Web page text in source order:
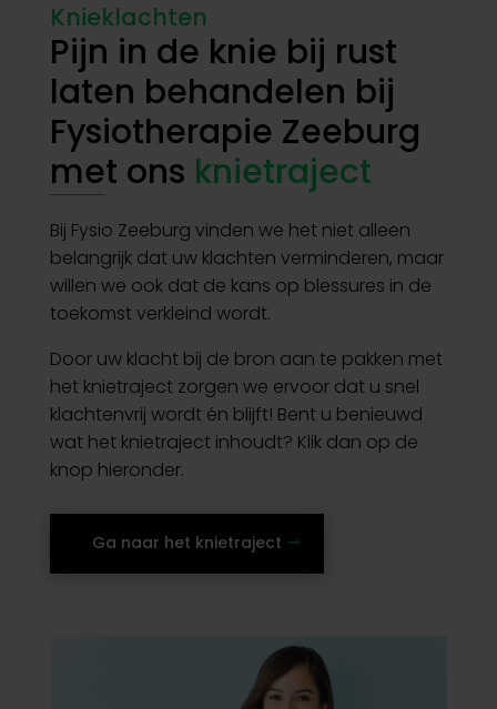
Knieklachten
Pijn in de knie bij rust
laten behandelen bij
Fysiotherapie Zeeburg
met ons knietraject
Bij Fysio Zeeburg vinden we het niet alleen
belangrijk dat uw klachten verminderen, maar
willen we ook dat de kans op blessures in de
toekomst verkleind wordt.
Door uw klacht bij de bron aan te pakken met
het knietraject zorgen we ervoor dat u snel
klachtenvrij wordt én blijft! Bent u benieuwd
wat het knietraject inhoudt? Klik dan op de
knop hieronder.
Ga naar het knietraject